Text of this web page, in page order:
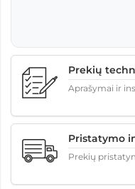
Prekių
Aprašymai ir
Pristatymo
Prekių